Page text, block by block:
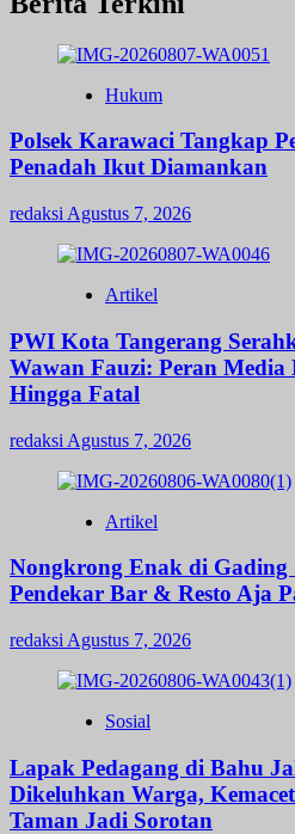
Hukum
Polsek Karawaci Tangkap
Penadah Ikut Diamankan
redaksi Agustus 7, 2026
Artikel
PWI Kota Tangerang
Wawan Fauzi: Peran Media
Hingga Fatal
redaksi Agustus 7, 2026
Artikel
Nongkrong Enak di Gading
Pendekar Bar & Resto Aja
redaksi Agustus 7, 2026
Sosial
Lapak Pedagang di Bahu
Dikeluhkan Warga,
Taman Jadi Sorotan